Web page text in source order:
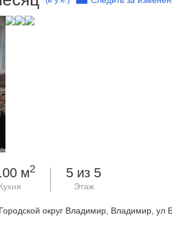
м2 5 из 5
Этаж
округ Владимир, Владимир, ул